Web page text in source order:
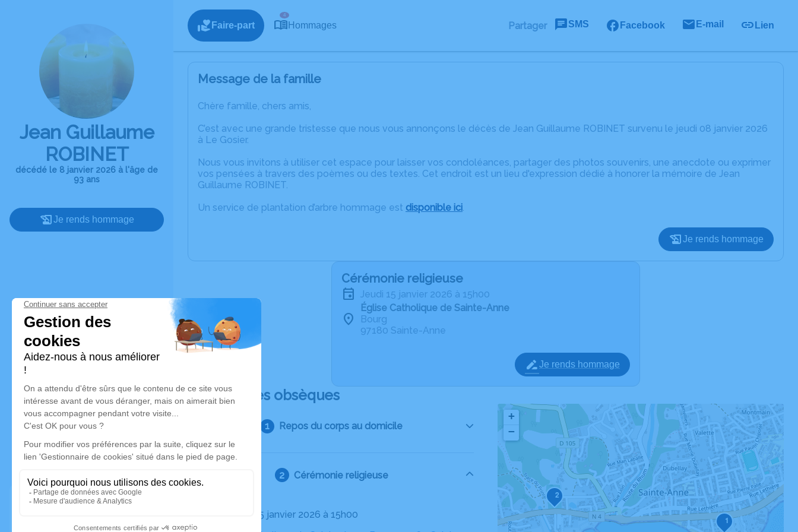
Jean Guillaume
ROBINET
décédé le 8 janvier 2026 à l'âge de
93 ans
Je rends hommage
Faire-part
4
Hommages Partager SMS Facebook E-mail Lien
Message de la famille
Chère famille, chers amis,
C’est avec une grande tristesse que nous vous annonçons le décès de Jean Guillaume ROBINET survenu le jeudi 08 janvier 2026
à Le Gosier.
Nous vous invitons à utiliser cet espace pour laisser vos condoléances, partager des photos souvenirs, une anecdote ou exprimer
vos pensées à travers des poèmes ou des textes. Cet endroit est un lieu d'expression dédié à honorer la mémoire de Jean
Guillaume ROBINET.
Un service de plantation d’arbre hommage est disponible ici.
Je rends hommage
Cérémonie religieuse
jeudi 15 janvier 2026 à 15h00
Église Catholique de Sainte-Anne
Bourg
97180 Sainte-Anne
Je rends hommage
Déroulé des obsèques
Repos du corps au domicile
Cérémonie religieuse
Le jeudi 15 janvier 2026 à 15h00
1
2
+
−